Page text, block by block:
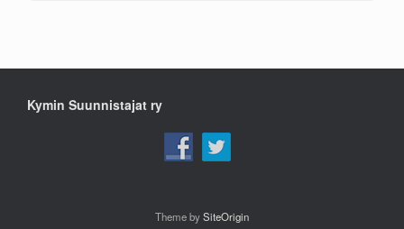
Kymin Suunnistajat ry
Theme bySiteOrigin